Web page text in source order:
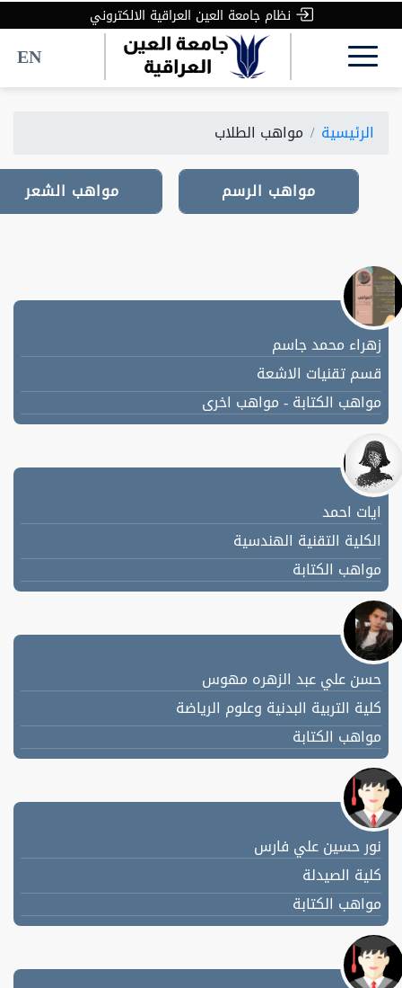
نظام جامعة العين العراقية الالكتروني
EN
الرئيسية مواهب الطلاب
مواهب الرسم
مواهب الرسم مواهب الشعر
مواهب الشعر
زهراء محمد جاسم
قسم تقنيات الاشعة
مواهب الكتابة - مواهب اخرى
ايات احمد
الكلية التقنية الهندسية
مواهب الكتابة
حسن علي عبد الزهره مهوس
كلية التربية البدنية وعلوم الرياضة
مواهب الكتابة
نور حسين علي فارس
كلية الصيدلة
مواهب الكتابة